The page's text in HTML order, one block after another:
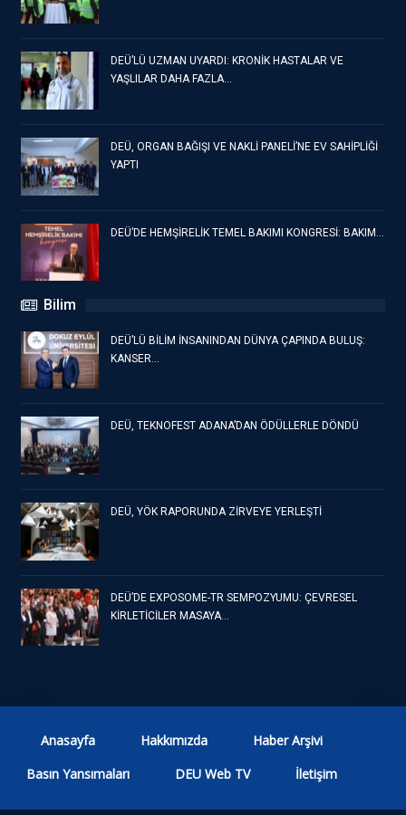
DEÜ’LÜ UZMAN UYARDI: KRONİK HASTALAR VE
YAŞLILAR DAHA FAZLA…
DEÜ, ORGAN BAĞIŞI VE NAKLİ PANELİ’NE EV SAHİPLİĞİ
YAPTI
DEÜ’DE HEMŞİRELİK TEMEL BAKIMI KONGRESİ: BAKIM…
Bilim
DEÜ’LÜ BİLİM İNSANINDAN DÜNYA ÇAPINDA BULUŞ:
KANSER…
DEÜ, TEKNOFEST ADANA’DAN ÖDÜLLERLE DÖNDÜ
DEÜ, YÖK RAPORUNDA ZİRVEYE YERLEŞTİ
DEÜ’DE EXPOSOME-TR SEMPOZYUMU: ÇEVRESEL
KİRLETİCİLER MASAYA…
Anasayfa Hakkımızda
Haber Arşivi
Basın Yansımaları
DEU Web TV İletişim